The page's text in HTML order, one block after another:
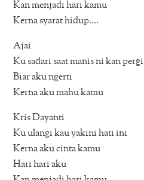
Kan menjadi hari kamu
Kerna syarat hidup….
Ajai
Ku sadari saat manis ni kan pergi
Biar aku ngerti
Kerna aku mahu kamu
Kris Dayanti
Ku ulangi kau yakini hati ini
Kerna aku cinta kamu
Hari hari aku